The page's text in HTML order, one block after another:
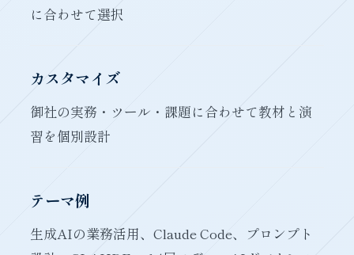
に合わせて選択
カスタマイズ
御社の実務・ツール・課題に合わせて教材と演
習を個別設計
テーマ例
生成AIの業務活用、Claude Code、プロンプト